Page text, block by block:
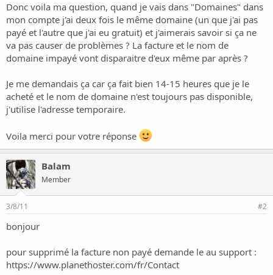
n
Donc voila ma question, quand je vais dans "Domaines" dans
mon compte j'ai deux fois le même domaine (un que j'ai pas
payé et l'autre que j'ai eu gratuit) et j'aimerais savoir si ça ne
va pas causer de problèmes ? La facture et le nom de
domaine impayé vont disparaitre d'eux même par après ?
Je me demandais ça car ça fait bien 14-15 heures que je le
acheté et le nom de domaine n'est toujours pas disponible,
j'utilise l'adresse temporaire.
Voila merci pour votre réponse
Balam
Member
3/8/11 #2
bonjour
pour supprimé la facture non payé demande le au support :
https://www.planethoster.com/fr/Contact